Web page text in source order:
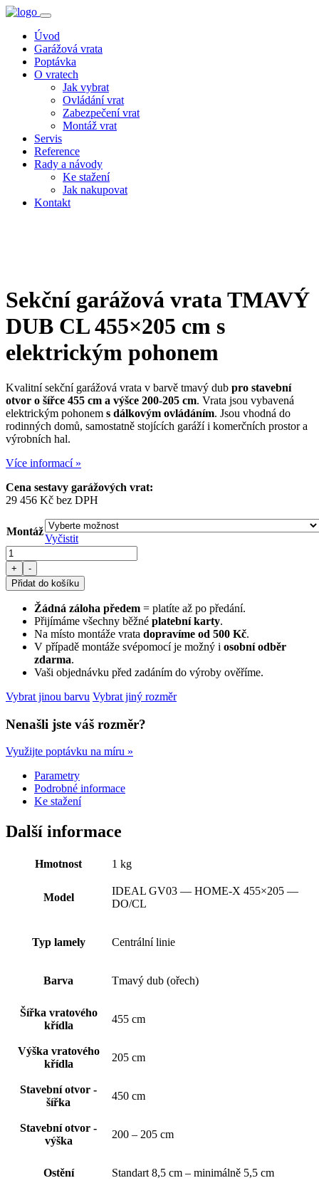
Úvod
Garážová vrata
Poptávka
O vratech
Jak vybrat
Ovládání vrat
Zabezpečení vrat
Montáž vrat
Servis
Reference
Rady a návody
Ke stažení
Jak nakupovat
Kontakt
Sekční garážová vrataTMAVÝ
DUB CL 455×205 cm s
elektrickým pohonem
Kvalitní sekční garážová vrata v barvě tmavý dub pro stavební
otvor o šířce 455 cm a výšce 200-205 cm. Vrata jsou vybavená
elektrickým pohonem s dálkovým ovládáním. Jsou vhodná do
rodinných domů, samostatně stojících garáží i komerčních prostor a
výrobních hal.
Více informací »
Cena sestavy garážových vrat:
29 456 Kč bez DPH
Montáž
Vyčistit
Sekční
garážová
vrata
TMAVÝ
455×205
elektrickým
pohonem
množství
+
-
Přidat do košíku
Žádná záloha předem = platíte až po předání.
Přijímáme všechny běžné platební karty.
Na místo montáže vrata dopravíme od 500 Kč.
V případě montáže svépomocí je možný i osobní odběr
zdarma.
Vaši objednávku před zadáním do výroby ověříme.
Vybrat jinou barvu Vybrat jiný rozměr
Nenašli jste váš rozměr?
Využijte poptávku na míru »
Parametry
Podrobné informace
Ke stažení
Další informace
Hmotnost 1 kg
Model
IDEAL GV03 — HOME-X 455×205 —
DO/CL
Typ lamely Centrální linie
Barva Tmavý dub (ořech)
Šířka vratového
křídla
455 cm
Výška vratového
křídla
205 cm
Stavební otvor -
šířka
450 cm
Stavební otvor -
výška
200 – 205 cm
Ostění Standart 8,5 cm – minimálně 5,5 cm